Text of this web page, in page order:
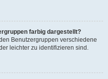
farbig dargestellt?
Benutzergruppen verschiedene
leichter zu identifizieren sind.